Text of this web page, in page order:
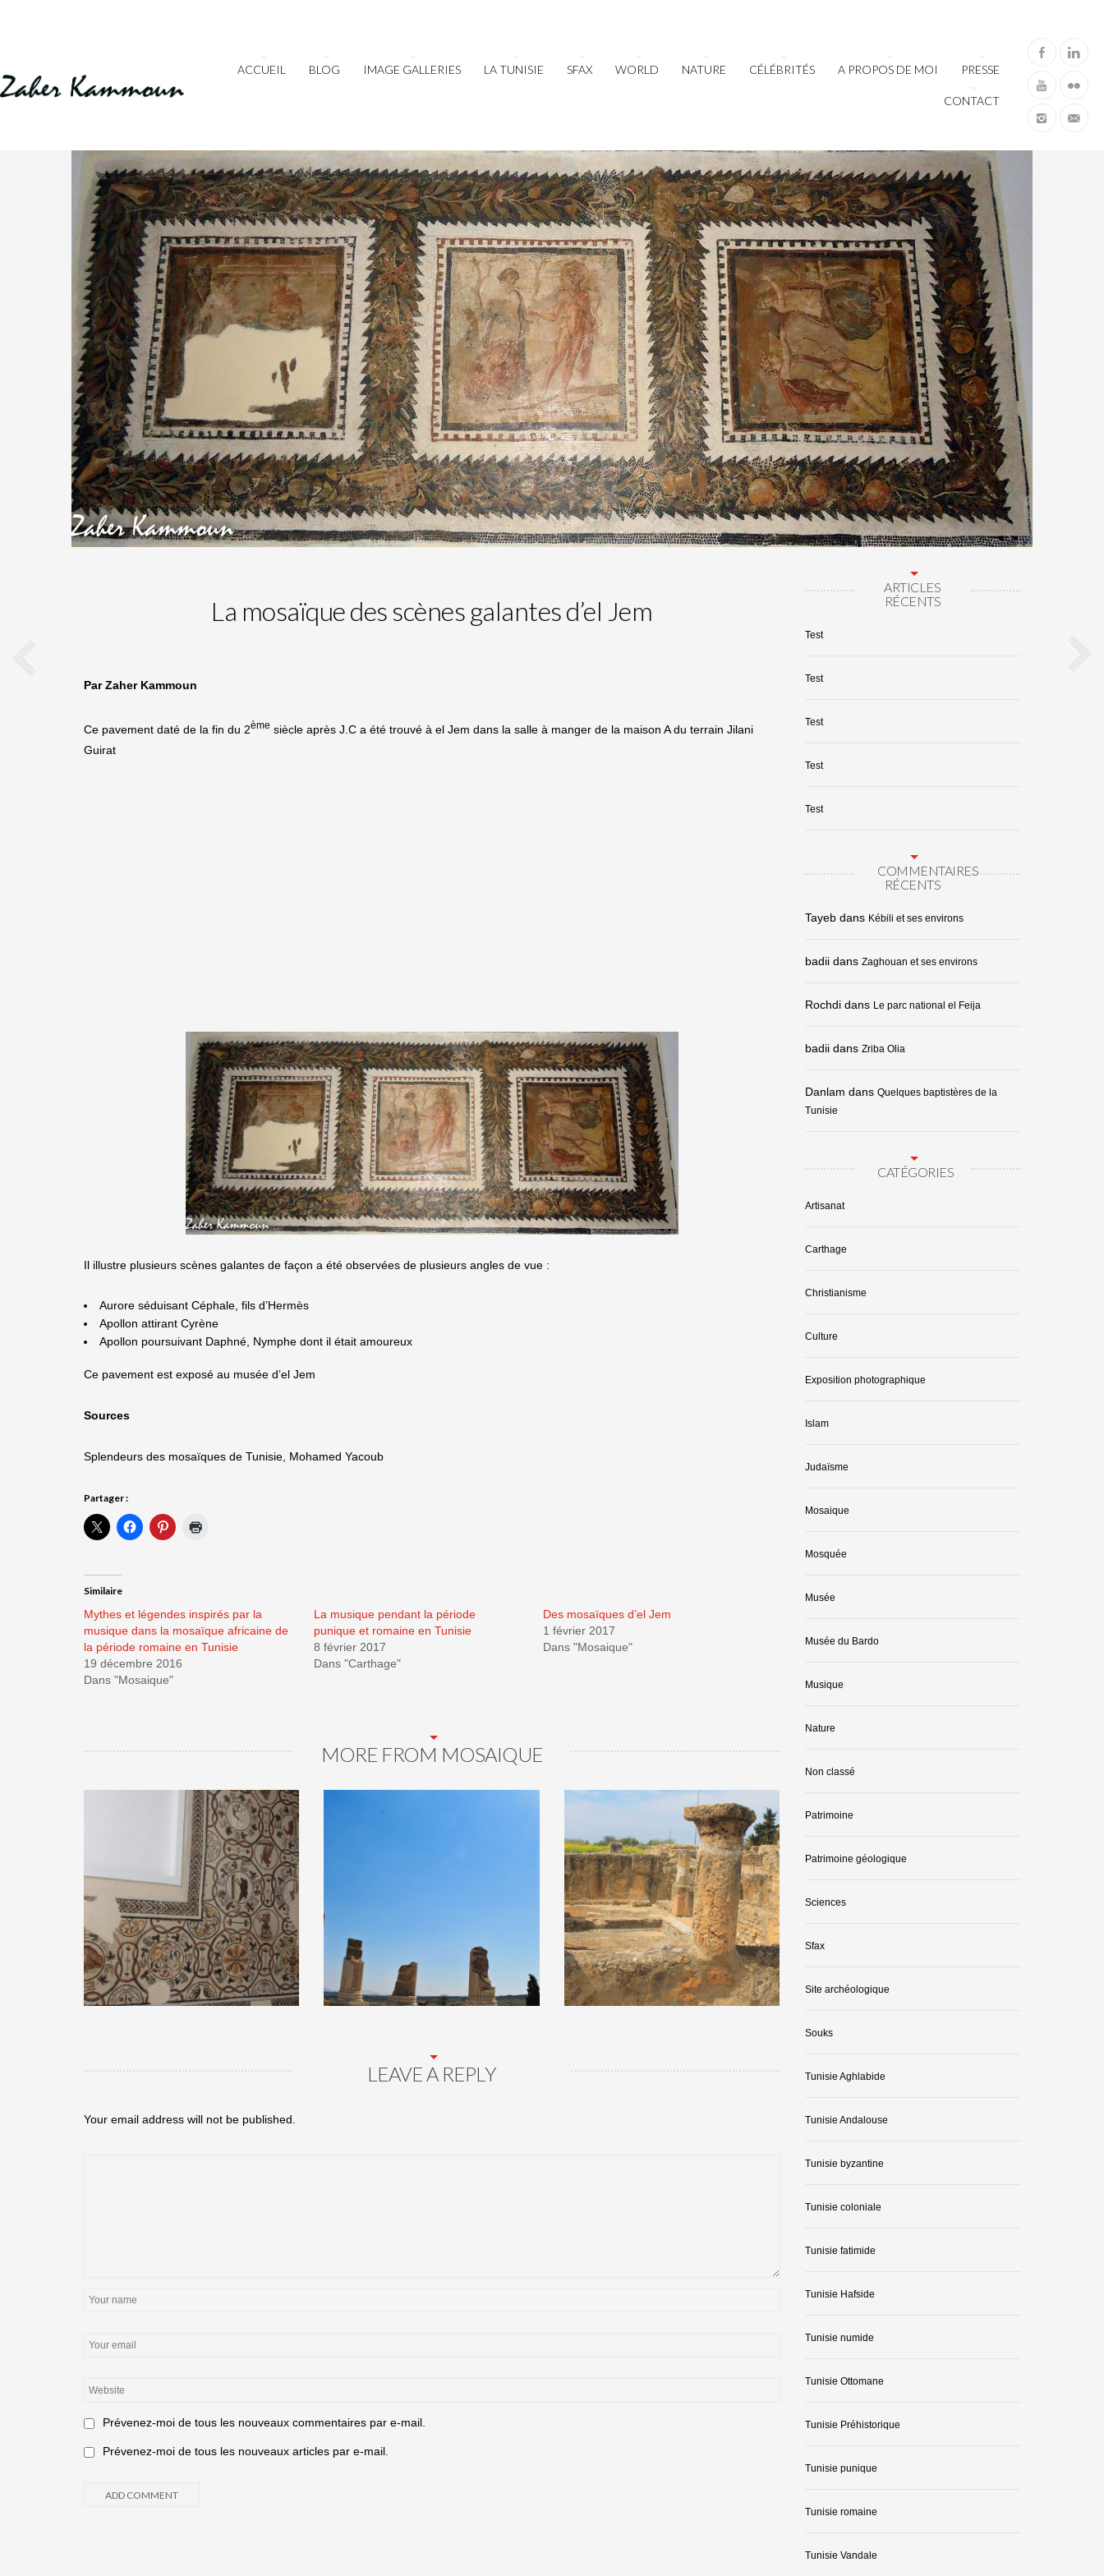
ACCUEIL BLOG IMAGE GALLERIES LA TUNISIE SFAX WORLD NATURE CÉLÉBRITÉS A PROPOS DE MOI PRESSE
CONTACT
La mosaïque des scènes galantes d’el Jem
Par Zaher Kammoun
Ce pavement daté de la fin du 2ème siècle après J.C a été trouvé à el Jem dans la salle à manger de la maison A du terrain Jilani
Guirat
Il illustre plusieurs scènes galantes de façon a été observées de plusieurs angles de vue :
Aurore séduisant Céphale, fils d’Hermès
Apollon attirant Cyrène
Apollon poursuivant Daphné, Nymphe dont il était amoureux
Ce pavement est exposé au musée d’el Jem
Sources
Splendeurs des mosaïques de Tunisie, Mohamed Yacoub
Partager :
Similaire
Mythes et légendes inspirés par la
musique dans la mosaïque africaine de
la période romaine en Tunisie
19 décembre 2016
Dans "Mosaique"
La musique pendant la période
punique et romaine en Tunisie
8 février 2017
Dans "Carthage"
Des mosaïques d’el Jem
1 février 2017
Dans "Mosaique"
MORE FROM MOSAIQUE
LEAVE A REPLY
Your email address will not be published.
Prévenez-moi de tous les nouveaux commentaires par e-mail.
Prévenez-moi de tous les nouveaux articles par e-mail.
ARTICLES
RÉCENTS
Test
Test
Test
Test
Test
COMMENTAIRES
RÉCENTS
Tayebdans Kébili et ses environs
badiidans Zaghouan et ses environs
Rochdidans Le parc national el Feija
badiidans Zriba Olia
Danlam dans Quelques baptistères de la
Tunisie
CATÉGORIES
Artisanat
Carthage
Christianisme
Culture
Exposition photographique
Islam
Judaïsme
Mosaique
Mosquée
Musée
Musée du Bardo
Musique
Nature
Non classé
Patrimoine
Patrimoine géologique
Sciences
Sfax
Site archéologique
Souks
Tunisie Aghlabide
Tunisie Andalouse
Tunisie byzantine
Tunisie coloniale
Tunisie fatimide
Tunisie Hafside
Tunisie numide
Tunisie Ottomane
Tunisie Préhistorique
Tunisie punique
Tunisie romaine
Tunisie Vandale